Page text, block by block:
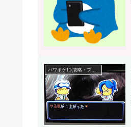
パワポケ11(攻略・プレイ日記)